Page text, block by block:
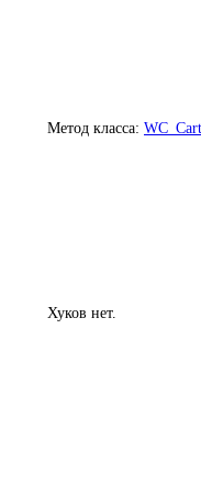
Метод класса:
Хуков нет.